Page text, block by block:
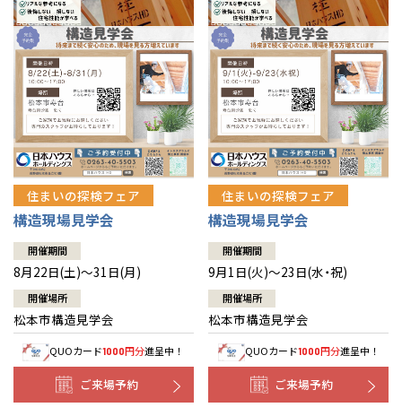
住まいの探検フェア
構造現場見学会
開催期間
8月22日(土)～31日(月)
開催場所
松本市構造見学会
QUOカード1000円分進呈中！
ご来場予約
住まいの探検フェア
構造現場見学会
開催期間
9月1日(火)～23日(水・祝)
開催場所
松本市構造見学会
QUOカード1000円分進呈中！
ご来場予約